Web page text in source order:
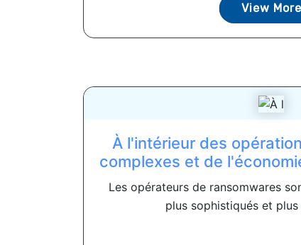
View More
À l'intérieur des
complexes et de
Les opérateurs de ransomwares
plus sophistiqués et plus